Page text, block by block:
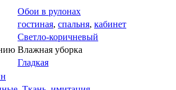
Обои в рулонах
гостиная, спальня, кабинет
Светло-коричневый
Влажная уборка
Гладкая